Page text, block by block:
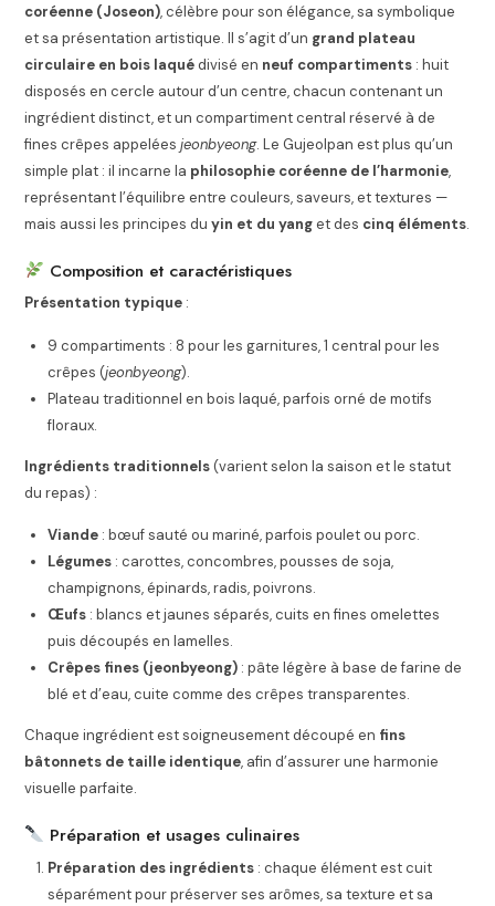
coréenne (Joseon), célèbre pour son élégance, sa symbolique
et sa présentation artistique. Il s’agit d’un grand plateau
circulaire en bois laquédivisé en neuf compartiments : huit
disposés en cercle autour d’un centre, chacun contenant un
ingrédient distinct, et un compartiment central réservé à de
fines crêpes appeléesjeonbyeong. Le Gujeolpan est plus qu’un
simple plat : il incarne la philosophie coréenne de l’harmonie,
représentant l’équilibre entre couleurs, saveurs, et textures —
mais aussi les principes duyin et du yanget des cinq éléments.
Composition et caractéristiques
Présentation typique :
9 compartiments : 8 pour les garnitures, 1 central pour les
crêpes (jeonbyeong).
Plateau traditionnel en bois laqué, parfois orné de motifs
floraux.
Ingrédients traditionnels(varient selon la saison et le statut
du repas) :
Viande : bœuf sauté ou mariné, parfois poulet ou porc.
Légumes : carottes, concombres, pousses de soja,
champignons, épinards, radis, poivrons.
Œufs : blancs et jaunes séparés, cuits en fines omelettes
puis découpés en lamelles.
Crêpes fines (jeonbyeong) : pâte légère à base de farine de
blé et d’eau, cuite comme des crêpes transparentes.
Chaque ingrédient est soigneusement découpé en fins
bâtonnets de taille identique, afin d’assurer une harmonie
visuelle parfaite.
Préparation et usages culinaires
Préparation des ingrédients : chaque élément est cuit
séparément pour préserver ses arômes, sa texture et sa